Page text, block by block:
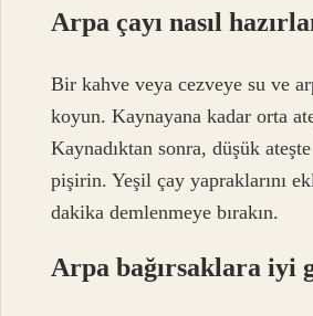
Arpa çayı nasıl
Bir kahve veya cezveye su ve
koyun. Kaynayana kadar orta
Kaynadıktan sonra, düşük
pişirin. Yeşil çay yapraklarını
dakika demlenmeye bırakın.
Arpa bağırsaklara iyi